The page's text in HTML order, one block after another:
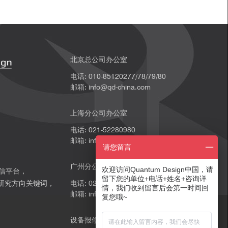
Pt@NiFeCo-E、Pt 箔和 PtO₂ 在 R 空间中 Pt L₃边
(e) 对应的 EXAFS光谱。
平台，
究方向关键词，
北京总公司办公室
电话: 010-85120277/78/79/80
邮箱: info@qd-china.com
上海分公司办公室
电话: 021-52280980
邮箱: info@qd-china.com
广州分公司办公室
电话: 020-89202739
邮箱: info@qd-china.com
设备报修
请您留言
欢迎访问Quantum Design中国，请
留下您的单位+电话+姓名+咨询详
情，我们收到留言后会第一时间回
复您哦~